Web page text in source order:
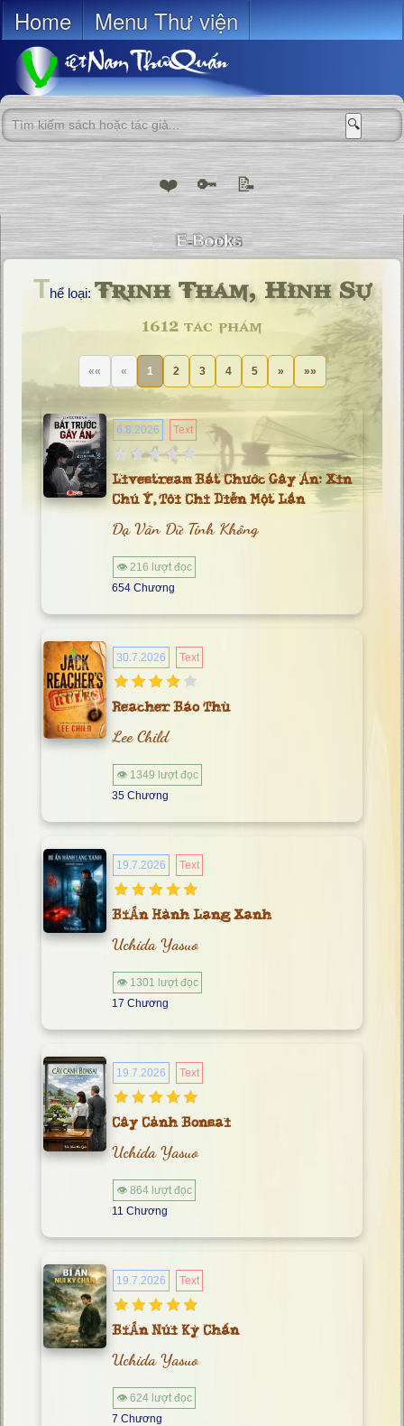
Home Menu Thư viện
🔍
❤️ 🔑 📝
Thể loại: Trinh Thám, Hình Sự
1612 tác phẩm
«« « 1 2 3 4 5 » »»
6.8.2026 Text
Livestream Bắt Chước Gây Án: Xin
Chú Ý, Tôi Chỉ Diễn Một Lần
Dạ Vãn Dữ Tinh Không
👁 216 lượt đọc
654 Chương
30.7.2026 Text
Reacher Báo Thù
Lee Child
👁 1349 lượt đọc
35 Chương
19.7.2026 Text
Bí Ẩn Hành Lang Xanh
Uchida Yasuo
👁 1301 lượt đọc
17 Chương
19.7.2026 Text
Cây Cảnh Bonsai
Uchida Yasuo
👁 864 lượt đọc
11 Chương
19.7.2026 Text
Bí Ẩn Núi Kỳ Chấn
Uchida Yasuo
👁 624 lượt đọc
7 Chương